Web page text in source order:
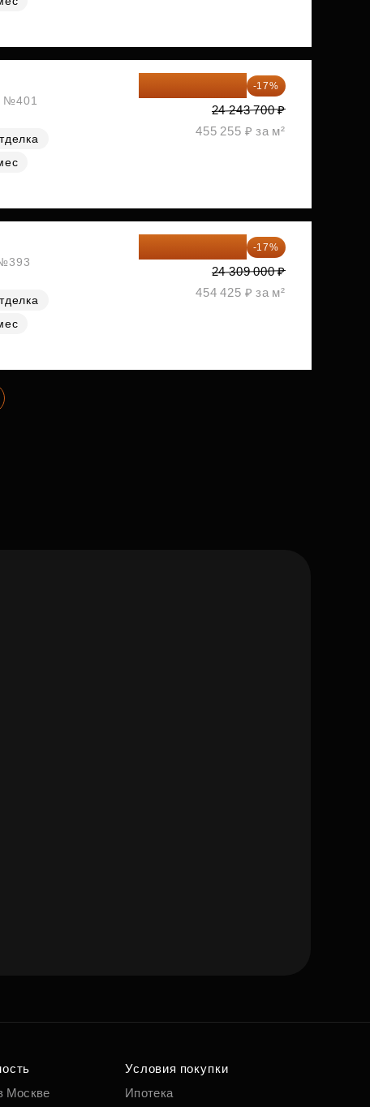
№401
-17%
24 243 700 ₽
455 255 ₽ за м²
-17%
24 309 000 ₽
454 425 ₽ за м²
Москве
Условия покупки
Ипотека